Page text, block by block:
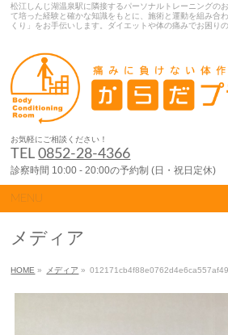
松江しんじ湖温泉駅に隣接するパーソナルトレーニングの
て培った経験と確かな知識をもとに、施術と運動を組み合
くり」をお手伝いします。ダイエットや体の痛みでお困り
お気軽にご相談ください！
TEL0852-28-4366
診察時間 10:00 - 20:00の予約制 (日・祝日定休)
MENU
メディア
HOME » メディア »